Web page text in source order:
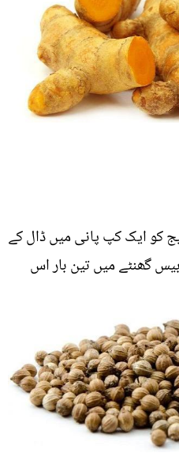
کو ایک کپ پانی میں ڈال کے
گھنٹے میں تین بار اس